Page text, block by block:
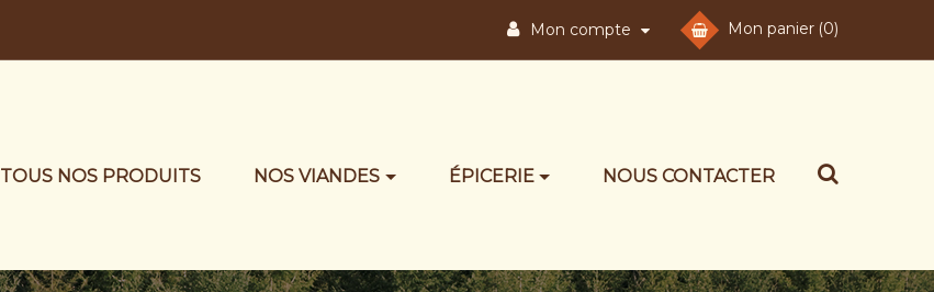
Mon panier (0)
Mon compte
TOUS NOS PRODUITS NOS VIANDES ÉPICERIE NOUS CONTACTER